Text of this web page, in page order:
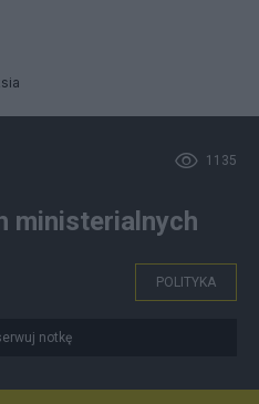
1135
ministerialnych
POLITYKA
notkę